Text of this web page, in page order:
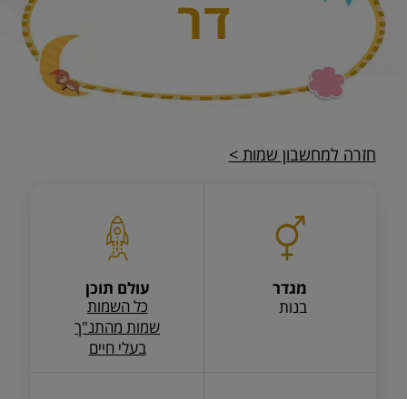
דר
חזרה למחשבון שמות >
מגדר
בנות
עולם תוכן
כל השמות
שמות מהתנ"ך
בעלי חיים